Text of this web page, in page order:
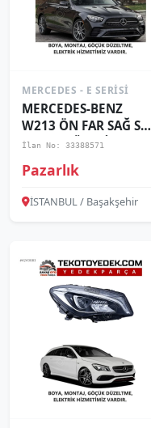
MERCEDES - E SERISI
MERCEDES-BENZ
W213 ÖN FAR SAĞ SOL
2021 VE ÜZERİ
İlan No: 33388571
Pazarlık
İSTANBUL / Başakşehir